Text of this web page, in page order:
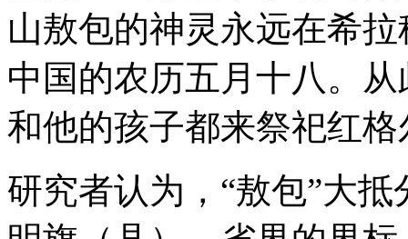
山敖包的神灵永远在希
中国的农历五月十八。
和他的孩子都来祭祀红
研究者认为，“敖包”大